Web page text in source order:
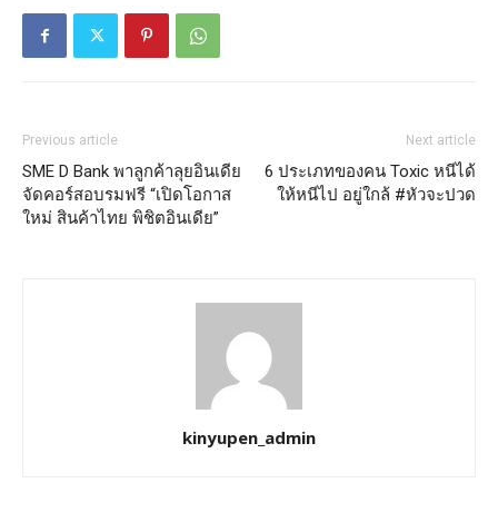
Previous article
SME D Bank พาลูกค้าลุยอินเดีย
จัดคอร์สอบรมฟรี “เปิดโอกาส
ใหม่ สินค้าไทย พิชิตอินเดีย”
Next article
6 ประเภทของคน Toxic หนีได้
ให้หนีไป อยู่ใกล้ #หัวจะปวด
kinyupen_admin